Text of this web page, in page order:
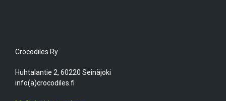
Crocodiles Ry
Huhtalantie 2, 60220 Seinäjoki
info(a)crocodiles.fi